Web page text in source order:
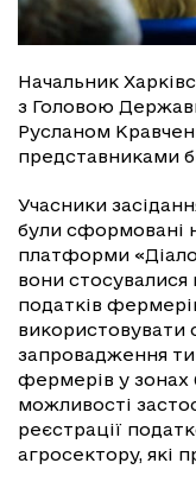
Начальник
з Головою
Русланом
представниками
Учасники
були сформовані
платформи
вони стосувалися
податків
використовувати
запровадження
фермерів у зонах
можливості
реєстрації
агросектору, які